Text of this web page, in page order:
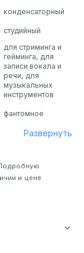
конденсаторный
студийный
для стриминга и
гейминга, для
записи вокала и
речи, для
музыкальных
инструментов
фантомное
Развернуть
и цене